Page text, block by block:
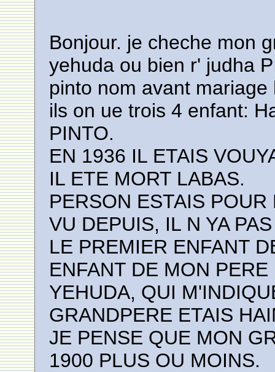
Bonjour. je cheche mon
yehuda ou bien r' judha
pinto nom avant mariage
ils on ue trois 4 enfant:
PINTO.
EN 1936 IL ETAIS
IL ETE MORT LABAS.
PERSON ESTAIS
VU DEPUIS, IL N YA
LE PREMIER ENFANT
ENFANT DE MON
YEHUDA, QUI
GRANDPERE ETAIS
JE PENSE QUE MON
1900 PLUS OU MOINS.